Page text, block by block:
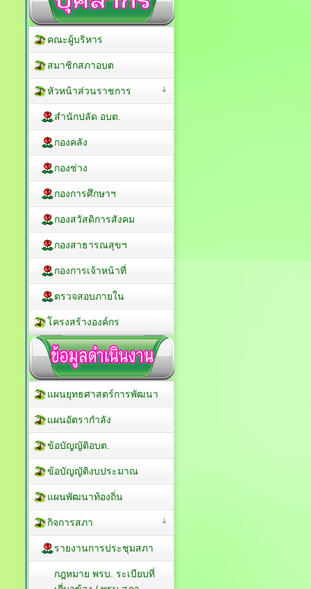
คณะผู้บริหาร
สมาชิกสภาอบต
หัวหน้าส่วนราชการ
สำนักปลัด อบต.
กองคลัง
กองช่าง
กองการศึกษาฯ
กองสวัสดิการสังคม
กองสาธารณสุขฯ
กองการเจ้าหน้าที่
ตรวจสอบภายใน
โครงสร้างองค์กร
แผนยุทธศาสตร์การพัฒนา
แผนอัตรากำลัง
ข้อบัญญัติอบต.
ข้อบัญญัติงบประมาณ
แผนพัฒนาท้องถิ่น
กิจการสภา
รายงานการประชุมสภา
กฎหมาย พรบ. ระเบียบที่